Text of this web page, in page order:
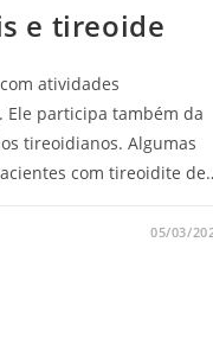
e tireoide
atividades
participa também da
tireoidianos. Algumas
com tireoidite
05/03/